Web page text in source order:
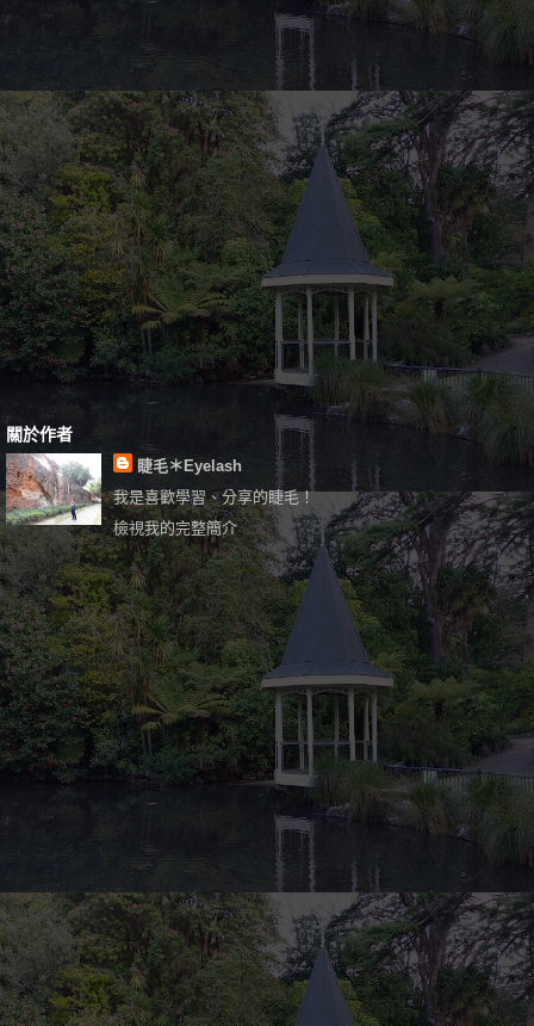
關於作者
睫毛＊Eyelash
我是喜歡學習、分享的睫毛！
檢視我的完整簡介